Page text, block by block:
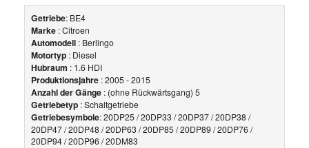
Getriebe: BE4
Marke : Citroen
Automodell : Berlingo
Motortyp : Diesel
Hubraum : 1.6 HDI
Produktionsjahre : 2005 - 2015
Anzahl der Gänge : (ohne Rückwärtsgang) 5
Getriebetyp : Schaltgetriebe
Getriebesymbole: 20DP25 / 20DP33 / 20DP37 / 20DP38 /
20DP47 / 20DP48 / 20DP63 / 20DP85 / 20DP89 / 20DP76 /
20DP94 / 20DP96 / 20DM83